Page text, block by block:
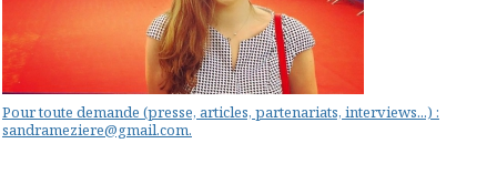
Pour toute demande (presse, articles, partenariats, interviews...) :
sandrameziere@gmail.com.